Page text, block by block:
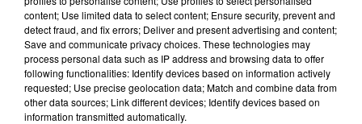
content; Use limited data to select content; Ensure security, prevent and
detect fraud, and fix errors; Deliver and present advertising and content;
Save and communicate privacy choices. These technologies may
process personal data such as IP address and browsing data to offer
following functionalities: Identify devices based on information actively
requested; Use precise geolocation data; Match and combine data from
other data sources; Link different devices; Identify devices based on
information transmitted automatically.